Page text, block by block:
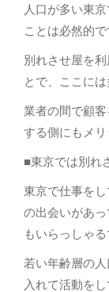
人口が多い東
ことは必然的で
別れさせ屋を
とで、ここに
業者の間で顧
する側にもメリ
■東京では別れ
東京で仕事を
の出会いがあ
もいらっしゃる
若い年齢層の
入れて活動をし